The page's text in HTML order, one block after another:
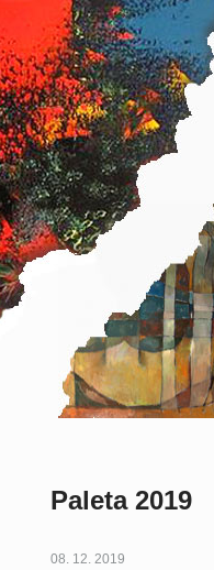
Paleta 2019
08. 12. 2019